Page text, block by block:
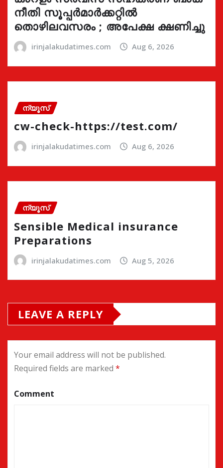
നീതി സൂപ്പർമാർക്കറ്റിൽ
തൊഴിലവസരം ; അപേക്ഷ ക്ഷണിച്ചു
irinjalakudatimes.com Aug 6, 2026
ന്യൂസ്
cw-check-https://test.com/
irinjalakudatimes.com Aug 6, 2026
ന്യൂസ്
Sensible Medical insurance
Preparations
irinjalakudatimes.com Aug 5, 2026
LEAVE A REPLY
Your email address will not be published.
Required fields are marked *
Comment